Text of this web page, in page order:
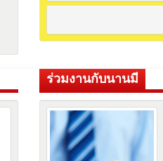
ร่วมงานกับนานมี